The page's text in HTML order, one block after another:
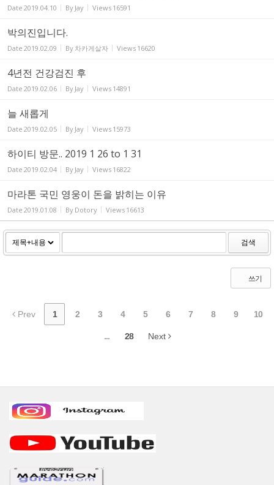
Date 2019.04.10 By Jay Views 16591
박의진입니다.
Date 2019.02.09 By 차카게살자 Views 16620
4년전 건강검진 후
Date 2019.02.06 By Jay Views 14891
늘 새롭게
Date 2019.02.05 By Jay Views 15973
하이티 방문.. 2019 1 26 to 1 31
Date 2019.02.04 By Jay Views 16822
마라톤 국민 영웅이 돈을 밝히는 이유
Date 2019.01.08 By Dotory Views 16613
검색
쓰기
Prev 1 2 3 4 5 6 7 8 9 10
... 28 Next